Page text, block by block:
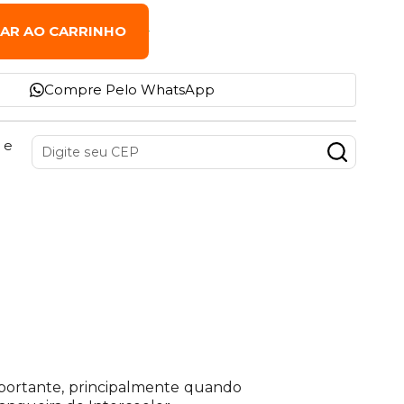
AO CARRINHO
Compre Pelo WhatsApp
e
principalmente quando